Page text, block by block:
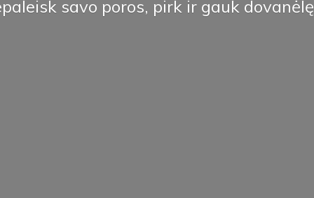
savo poros, pirk ir gauk